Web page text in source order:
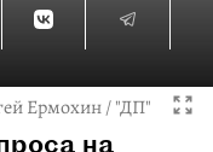
Ермохин / "ДП"
на